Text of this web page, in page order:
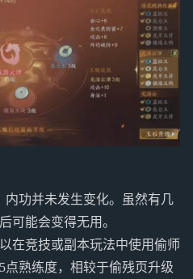
内功并未发生变化。虽然有几
可能会变得无用。
在竞技或副本玩法中使用偷师
熟练度，相较于偷残页升级